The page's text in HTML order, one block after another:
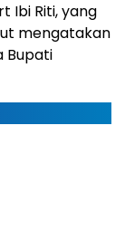
Ibi Riti, yang
mengatakan
Bupati